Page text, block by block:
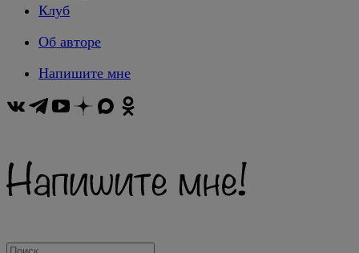
Клуб
Об авторе
Напишите мне